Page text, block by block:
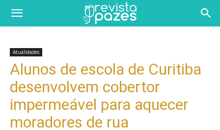
Atualidades
Alunos de escola de Curitiba
desenvolvem cobertor
impermeável para aquecer
moradores de rua